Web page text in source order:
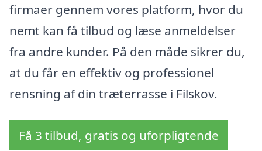
firmaer gennem vores platform, hvor du
nemt kan få tilbud og læse anmeldelser
fra andre kunder. På den måde sikrer du,
at du får en effektiv og professionel
rensning af din træterrasse i Filskov.
Få 3 tilbud, gratis og uforpligtende